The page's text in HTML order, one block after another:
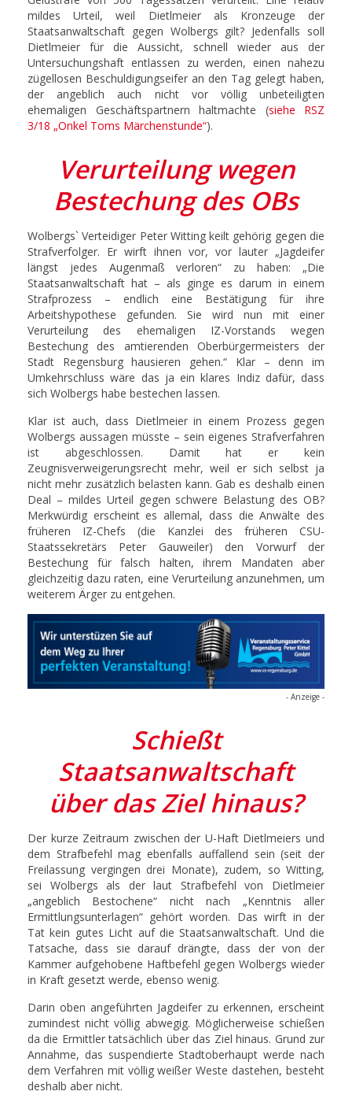
mildes Urteil, weil Dietlmeier als Kronzeuge der
Staatsanwaltschaft gegen Wolbergs gilt? Jedenfalls soll
Dietlmeier für die Aussicht, schnell wieder aus der
Untersuchungshaft entlassen zu werden, einen nahezu
zügellosen Beschuldigungseifer an den Tag gelegt haben,
der angeblich auch nicht vor völlig unbeteiligten
ehemaligen Geschäftspartnern haltmachte (siehe RSZ
3/18 „Onkel Toms Märchenstunde“).
Verurteilung wegen
Bestechung des OBs
Wolbergs` Verteidiger Peter Witting keilt gehörig gegen die
Strafverfolger. Er wirft ihnen vor, vor lauter „Jagdeifer
längst jedes Augenmaß verloren“ zu haben: „Die
Staatsanwaltschaft hat – als ginge es darum in einem
Strafprozess – endlich eine Bestätigung für ihre
Arbeitshypothese gefunden. Sie wird nun mit einer
Verurteilung des ehemaligen IZ-Vorstands wegen
Bestechung des amtierenden Oberbürgermeisters der
Stadt Regensburg hausieren gehen.“ Klar – denn im
Umkehrschluss wäre das ja ein klares Indiz dafür, dass
sich Wolbergs habe bestechen lassen.
Klar ist auch, dass Dietlmeier in einem Prozess gegen
Wolbergs aussagen müsste – sein eigenes Strafverfahren
ist abgeschlossen. Damit hat er kein
Zeugnisverweigerungsrecht mehr, weil er sich selbst ja
nicht mehr zusätzlich belasten kann. Gab es deshalb einen
Deal – mildes Urteil gegen schwere Belastung des OB?
Merkwürdig erscheint es allemal, dass die Anwälte des
früheren IZ-Chefs (die Kanzlei des früheren CSU-
Staatssekretärs Peter Gauweiler) den Vorwurf der
Bestechung für falsch halten, ihrem Mandaten aber
gleichzeitig dazu raten, eine Verurteilung anzunehmen, um
weiterem Ärger zu entgehen.
- Anzeige -
Schießt
Staatsanwaltschaft
über das Ziel hinaus?
Der kurze Zeitraum zwischen der U-Haft Dietl­meiers und
dem Strafbefehl mag ebenfalls auffallend sein (seit der
Freilassung vergingen drei Monate), zudem, so Witting,
sei Wolbergs als der laut Strafbefehl von Dietlmeier
„angeblich Bestochene“ nicht nach „Kenntnis aller
Ermittlungsunterlagen“ gehört worden. Das wirft in der
Tat kein gutes Licht auf die Staatsanwaltschaft. Und die
Tatsache, dass sie darauf drängte, dass der von der
Kammer aufgehobene Haftbefehl gegen Wolbergs wieder
in Kraft gesetzt werde, ebenso wenig.
Darin oben angeführten Jagdeifer zu erkennen, erscheint
zumindest nicht völlig abwegig. Möglicherweise schießen
da die Ermittler tatsächlich über das Ziel hinaus. Grund zur
Annahme, das suspendierte Stadtoberhaupt werde nach
dem Verfahren mit völlig weißer Weste dastehen, besteht
deshalb aber nicht.